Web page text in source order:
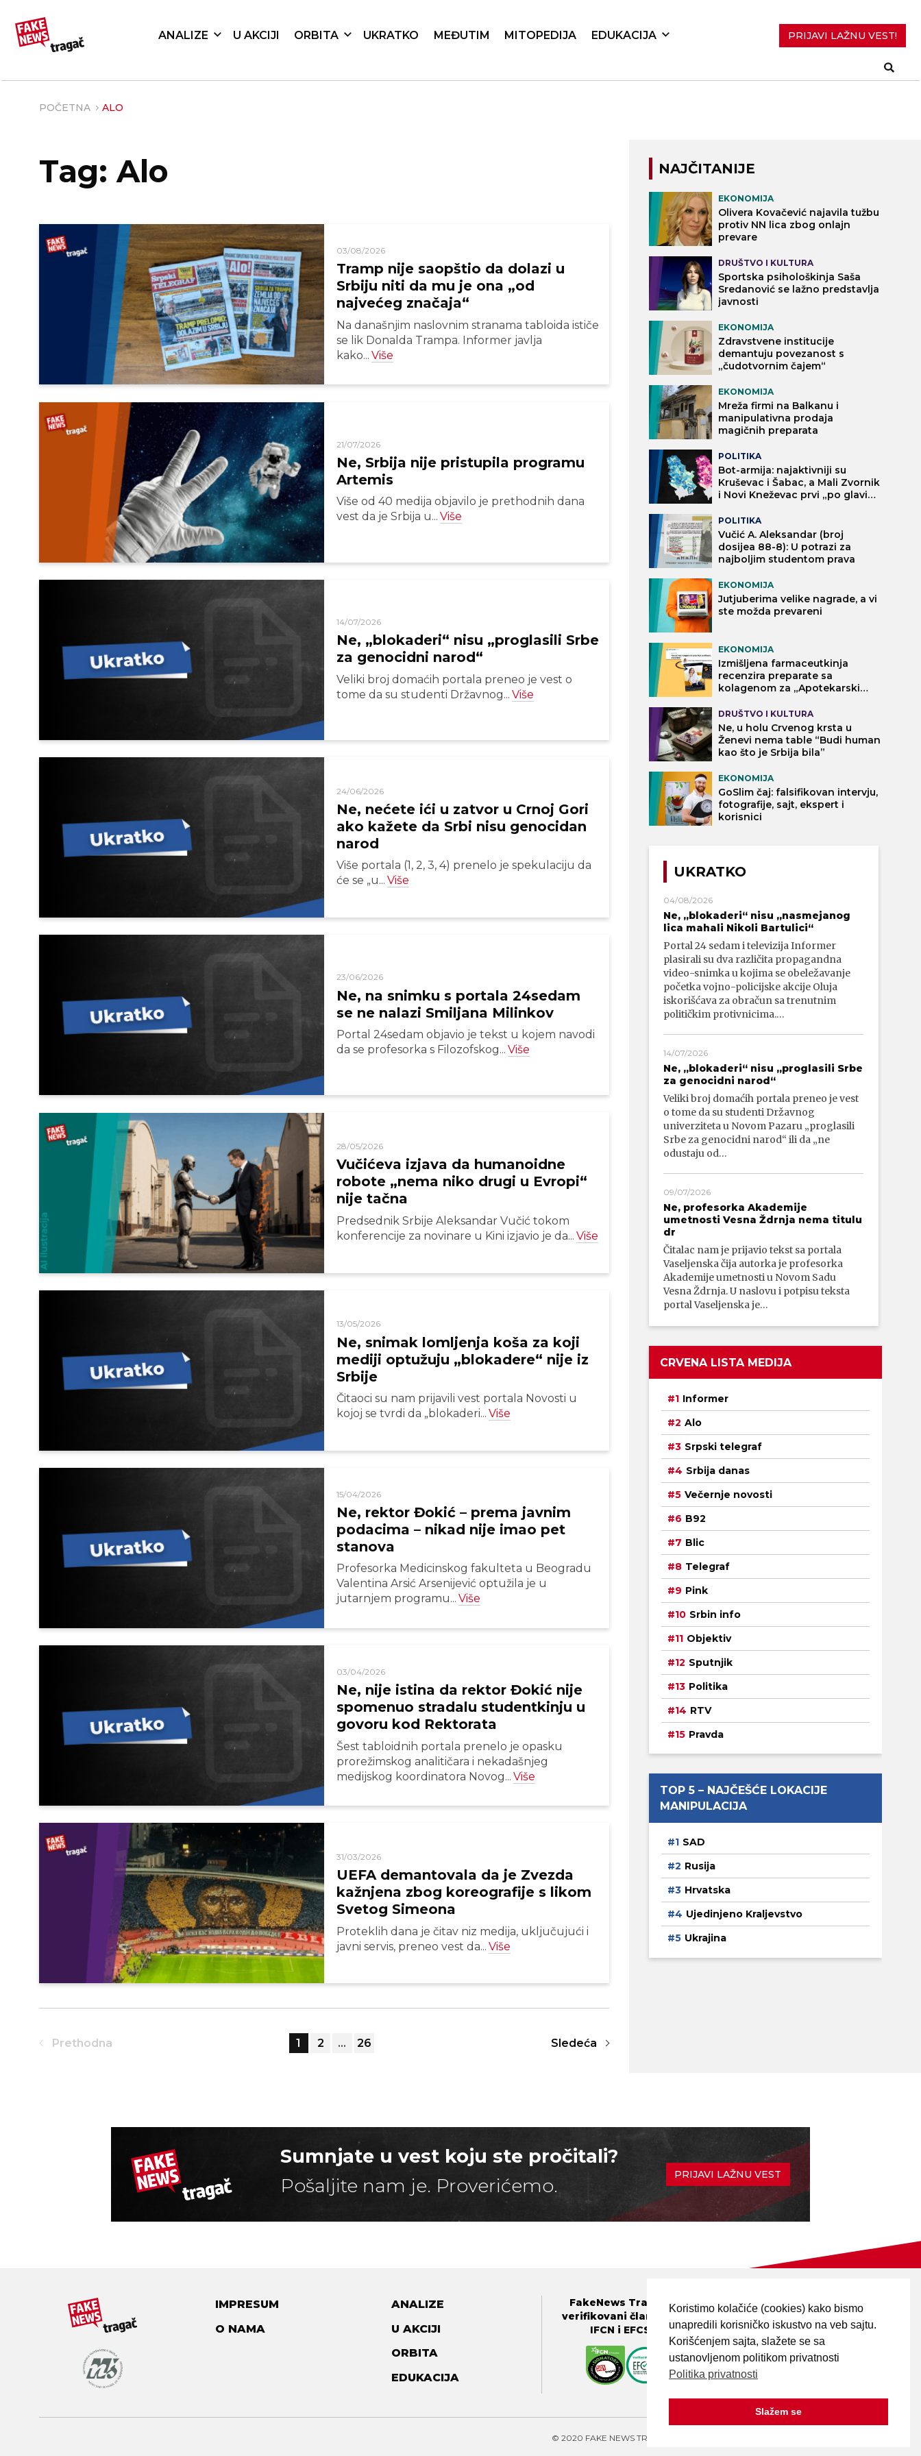
ANALIZE U AKCIJI ORBITA UKRATKO MEĐUTIM MITOPEDIJA EDUKACIJA PRIJAVI LAŽNU VEST!
POČETNA ALO
Tag: Alo
03/08/2026
Tramp nije saopštio da dolazi u
Srbiju niti da mu je ona „od
najvećeg značaja“
Na današnjim naslovnim stranama tabloida ističe
se lik Donalda Trampa. Informer javlja
kako... Više
21/07/2026
Ne, Srbija nije pristupila programu
Artemis
Više od 40 medija objavilo je prethodnih dana
vest da je Srbija u... Više
14/07/2026
Ne, „blokaderi“ nisu „proglasili Srbe
za genocidni narod“
Veliki broj domaćih portala preneo je vest o
tome da su studenti Državnog... Više
24/06/2026
Ne, nećete ići u zatvor u Crnoj Gori
ako kažete da Srbi nisu genocidan
narod
Više portala (1, 2, 3, 4) prenelo je spekulaciju da
će se „u... Više
23/06/2026
Ne, na snimku s portala 24sedam
se ne nalazi Smiljana Milinkov
Portal 24sedam objavio je tekst u kojem navodi
da se profesorka s Filozofskog... Više
28/05/2026
Vučićeva izjava da humanoidne
robote „nema niko drugi u Evropi“
nije tačna
Predsednik Srbije Aleksandar Vučić tokom
konferencije za novinare u Kini izjavio je da... Više
13/05/2026
Ne, snimak lomljenja koša za koji
mediji optužuju „blokadere“ nije iz
Srbije
Čitaoci su nam prijavili vest portala Novosti u
kojoj se tvrdi da „blokaderi... Više
15/04/2026
Ne, rektor Đokić – prema javnim
podacima – nikad nije imao pet
stanova
Profesorka Medicinskog fakulteta u Beogradu
Valentina Arsić Arsenijević optužila je u
jutarnjem programu... Više
03/04/2026
Ne, nije istina da rektor Đokić nije
spomenuo stradalu studentkinju u
govoru kod Rektorata
Šest tabloidnih portala prenelo je opasku
prorežimskog analitičara i nekadašnjeg
medijskog koordinatora Novog... Više
31/03/2026
UEFA demantovala da je Zvezda
kažnjena zbog koreografije s likom
Svetog Simeona
Proteklih dana je čitav niz medija, uključujući i
javni servis, preneo vest da... Više
Prethodna 1 2 … 26 Sledeća
NAJČITANIJE
EKONOMIJA
Olivera Kovačević najavila tužbu
protiv NN lica zbog onlajn
prevare
DRUŠTVO I KULTURA
Sportska psihološkinja Saša
Sredanović se lažno predstavlja
javnosti
EKONOMIJA
Zdravstvene institucije
demantuju povezanost s
„čudotvornim čajem“
EKONOMIJA
Mreža firmi na Balkanu i
manipulativna prodaja
magičnih preparata
POLITIKA
Bot-armija: najaktivniji su
Kruševac i Šabac, a Mali Zvornik
i Novi Kneževac prvi „po glavi
POLITIKA
Vučić A. Aleksandar (broj
dosijea 88-8): U potrazi za
najboljim studentom prava
EKONOMIJA
Jutjuberima velike nagrade, a vi
ste možda prevareni
EKONOMIJA
Izmišljena farmaceutkinja
recenzira preparate sa
kolagenom za „Apotekarski
DRUŠTVO I KULTURA
Ne, u holu Crvenog krsta u
Ženevi nema table “Budi human
kao što je Srbija bila”
EKONOMIJA
GoSlim čaj: falsifikovan intervju,
fotografije, sajt, ekspert i
korisnici
UKRATKO
04/08/2026
Ne, „blokaderi“ nisu „nasmejanog
lica mahali Nikoli Bartulici“
Portal 24 sedam i televizija Informer
plasirali su dva različita propagandna
video-snimka u kojima se obeležavanje
početka vojno-policijske akcije Oluja
iskorišćava za obračun sa trenutnim
političkim protivnicima.…
14/07/2026
Ne, „blokaderi“ nisu „proglasili Srbe
za genocidni narod“
Veliki broj domaćih portala preneo je vest
o tome da su studenti Državnog
univerziteta u Novom Pazaru „proglasili
Srbe za genocidni narod“ ili da „ne
odustaju od…
09/07/2026
Ne, profesorka Akademije
umetnosti Vesna Ždrnja nema titulu
dr
Čitalac nam je prijavio tekst sa portala
Vaseljenska čija autorka je profesorka
Akademije umetnosti u Novom Sadu
Vesna Ždrnja. U naslovu i potpisu teksta
portal Vaseljenska je…
CRVENA LISTA MEDIJA
Informer
Alo
Srpski telegraf
Srbija danas
Večernje novosti
B92
Blic
Telegraf
Pink
Srbin info
Objektiv
Sputnjik
Politika
RTV
Pravda
TOP 5 – NAJČEŠĆE LOKACIJE
MANIPULACIJA
SAD
Rusija
Hrvatska
Ujedinjeno Kraljevstvo
Ukrajina
Sumnjate u vest koju ste pročitali?
Pošaljite nam je. Proverićemo.
PRIJAVI LAŽNU VEST
IMPRESUM
O NAMA
ANALIZE
U AKCIJI
ORBITA
EDUKACIJA
FakeNews Tragač je
verifikovani član mreža
IFCN i EFCSN
PRATITE NAS
PRIJAVI LAŽNU VEST!
© 2020 FAKE NEWS TRAGAČ - ALL RIGHTS RESERVED. DESIGN BY
Koristimo kolačiće (cookies) kako bismo
unapredili korisničko iskustvo na veb sajtu.
Korišćenjem sajta, slažete se sa
ustanovljenom politikom privatnosti
Politika privatnosti
Slažem se